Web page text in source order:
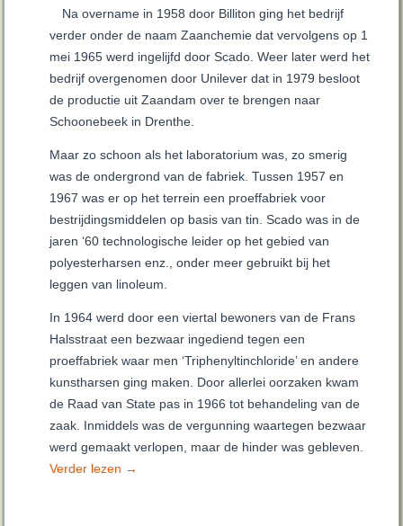
Na overname in 1958 door Billiton ging het bedrijf
verder onder de naam Zaanchemie dat vervolgens op 1
mei 1965 werd ingelijfd door Scado. Weer later werd het
bedrijf overgenomen door Unilever dat in 1979 besloot
de productie uit Zaandam over te brengen naar
Schoonebeek in Drenthe.
Maar zo schoon als het laboratorium was, zo smerig
was de ondergrond van de fabriek. Tussen 1957 en
1967 was er op het terrein een proeffabriek voor
bestrijdingsmiddelen op basis van tin. Scado was in de
jaren ‘60 technologische leider op het gebied van
polyesterharsen enz., onder meer gebruikt bij het
leggen van linoleum.
In 1964 werd door een viertal bewoners van de Frans
Halsstraat een bezwaar ingediend tegen een
proeffabriek waar men ‘Triphenyltinchloride’ en andere
kunstharsen ging maken. Door allerlei oorzaken kwam
de Raad van State pas in 1966 tot behandeling van de
zaak. Inmiddels was de vergunning waartegen bezwaar
werd gemaakt verlopen, maar de hinder was gebleven.
Verder lezen →